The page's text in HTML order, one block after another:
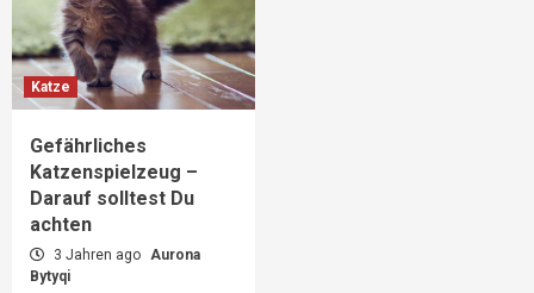
Katze
Gefährliches
Katzenspielzeug –
Darauf solltest Du
achten
3 Jahren ago Aurona
Bytyqi